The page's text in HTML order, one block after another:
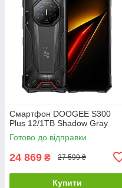
Смартфон DOOGEE S300
Plus 12/1TB Shadow Gray
Готово до відправки
24 869 ₴ 27 599 ₴
Купити